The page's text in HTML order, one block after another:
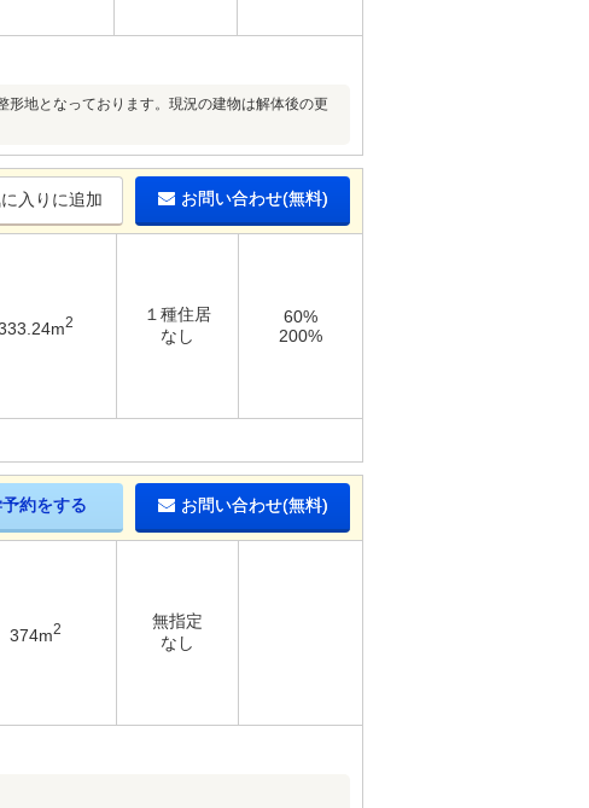
地となっております。現況の建物は解体後の更
入りに追加 お問い合わせ(無料)
2
１種住居
なし
60%
200%
予約をする お問い合わせ(無料)
374m2
無指定
なし